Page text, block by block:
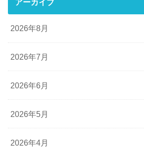
アーカイブ
2026年8月
2026年7月
2026年6月
2026年5月
2026年4月